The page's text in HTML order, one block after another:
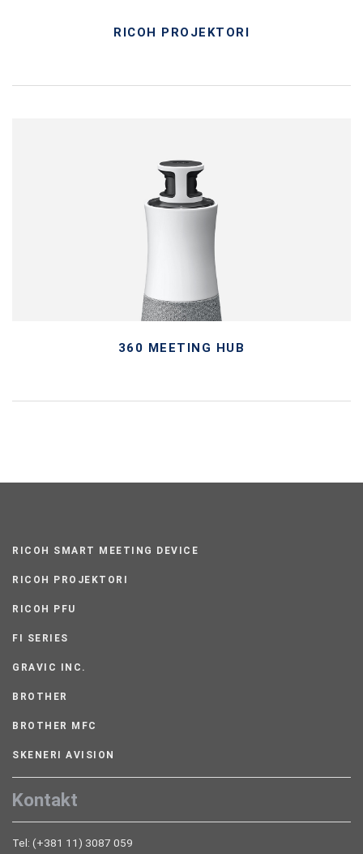
RICOH PROJEKTORI
360 MEETING HUB
RICOH SMART MEETING DEVICE
RICOH PROJEKTORI
RICOH PFU
FI SERIES
GRAVIC INC.
BROTHER
BROTHER MFC
SKENERI AVISION
Kontakt
Tel: (+381 11) 3087 059